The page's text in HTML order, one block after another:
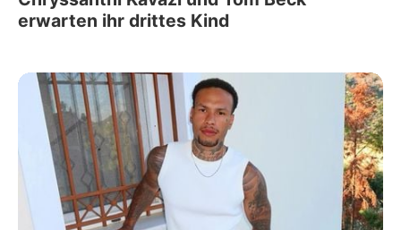
erwarten ihr drittes Kind